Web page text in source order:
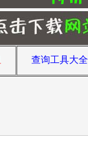
查询工具大